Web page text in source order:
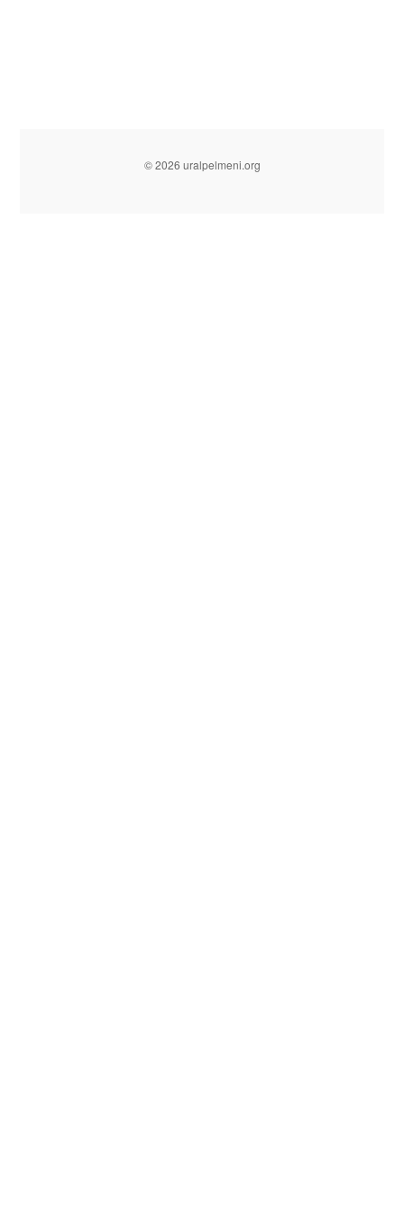
© 2026 uralpelmeni.org